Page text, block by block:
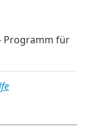
Programm für